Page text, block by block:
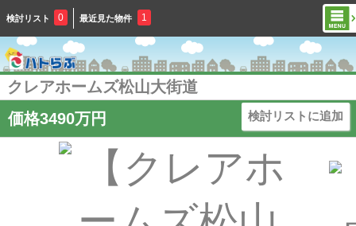
検討リスト 0 最近見た物件 1
クレアホームズ松山大街道
価格3490万円
検討リストに追加